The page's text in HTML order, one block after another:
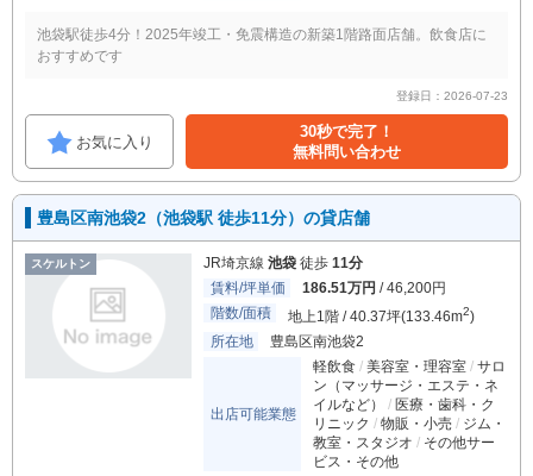
池袋駅徒歩4分！2025年竣工・免震構造の新築1階路面店舗。飲食店に
おすすめです
登録日：2026-07-23
お気に入り
30秒で完了！
無料問い合わせ
豊島区南池袋2（池袋駅 徒歩11分）の貸店舗
スケルトン JR埼京線 池袋 徒歩 11分
賃料/坪単価
186.51万円 / 46,200円
階数/面積
地上1階 / 40.37坪(133.46m2)
所在地
豊島区南池袋2
出店可能業態
軽飲食 美容室・理容室
サロ
ン（マッサージ・エステ・ネ
イルなど）
医療・歯科・ク
リニック
物販・小売
ジム・
教室・スタジオ
その他サー
ビス・その他